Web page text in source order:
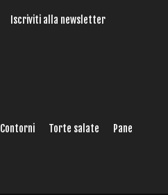
Iscriviti alla newsletter
Contorni Torte salate
Pane